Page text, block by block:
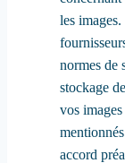
les
normes de
stockage
vos
accord